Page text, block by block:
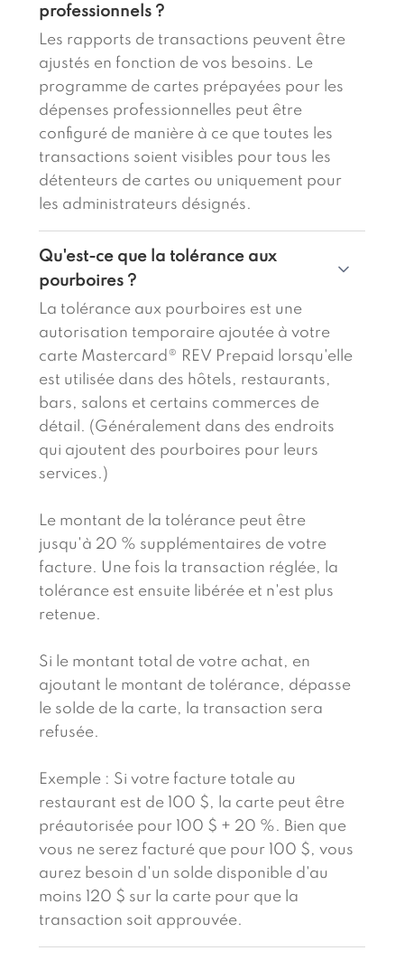
professionnels ?
Les rapports de transactions peuvent être
ajustés en fonction de vos besoins. Le
programme de cartes prépayées pour les
dépenses professionnelles peut être
configuré de manière à ce que toutes les
transactions soient visibles pour tous les
détenteurs de cartes ou uniquement pour
les administrateurs désignés.
Qu'est-ce que la tolérance aux
pourboires ?
La tolérance aux pourboires est une
autorisation temporaire ajoutée à votre
carte Mastercard® REV Prepaid lorsqu'elle
est utilisée dans des hôtels, restaurants,
bars, salons et certains commerces de
détail. (Généralement dans des endroits
qui ajoutent des pourboires pour leurs
services.)
Le montant de la tolérance peut être
jusqu'à 20 % supplémentaires de votre
facture. Une fois la transaction réglée, la
tolérance est ensuite libérée et n'est plus
retenue.
Si le montant total de votre achat, en
ajoutant le montant de tolérance, dépasse
le solde de la carte, la transaction sera
refusée.
Exemple : Si votre facture totale au
restaurant est de 100 $, la carte peut être
préautorisée pour 100 $ + 20 %. Bien que
vous ne serez facturé que pour 100 $, vous
aurez besoin d'un solde disponible d'au
moins 120 $ sur la carte pour que la
transaction soit approuvée.